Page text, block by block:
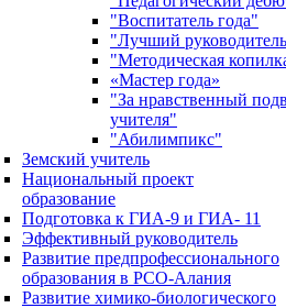
"Воспитатель года"
"Лучший
"Методическая
«Мастер года»
"За нравственный
учителя"
"Абилимпикс"
Земский учитель
Национальный проект
образование
Подготовка к ГИА-9 и ГИА- 11
Эффективный руководитель
Развитие предпрофессионального
образования в РСО-Алания
Развитие химико-биологического